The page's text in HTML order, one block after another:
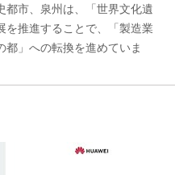
市、泉州は、「世界文化遺
推進することで、「製造業
」への転換を進めていま